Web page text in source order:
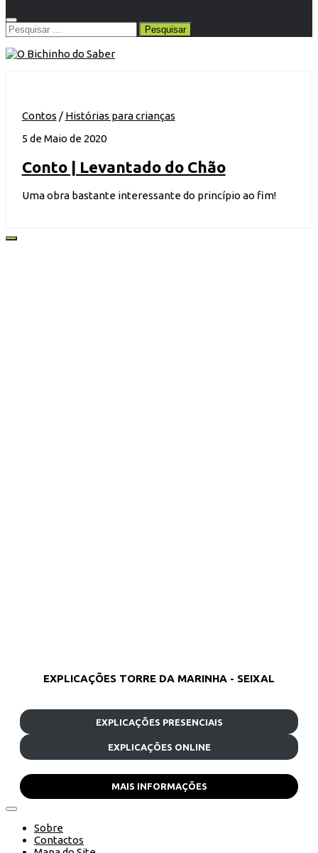
Pesquisar
por:
Contos / Histórias para crianças
5 de Maio de 2020
Conto | Levantado do Chão
Uma obra bastante interessante do princípio ao fim!
EXPLICAÇÕES TORRE DA MARINHA - SEIXAL
EXPLICAÇÕES PRESENCIAIS
EXPLICAÇÕES ONLINE
MAIS INFORMAÇÕES
Sobre
Contactos